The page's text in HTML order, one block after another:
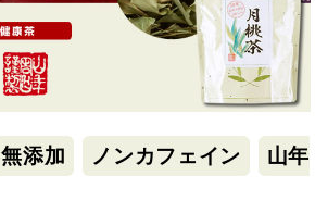
無添加 ノンカフェイン
山年